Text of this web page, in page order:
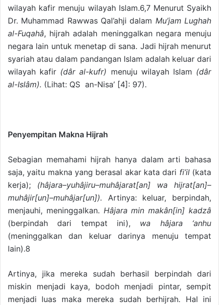
wilayah kafir menuju wilayah Islam.6,7 Menurut Syaikh
Dr. Muhammad Rawwas Qal’ahji dalam Mu’jam Lughah
al-Fuqahâ, hijrah adalah meninggalkan negara menuju
negara lain untuk menetap di sana. Jadi hijrah menurut
syariah atau dalam pandangan Islam adalah keluar dari
wilayah kafir (dâr al-kufr) menuju wilayah Islam (dâr
al-Islâm). (Lihat: QS an-Nisa’ [4]: 97).
Penyempitan Makna Hijrah
Sebagian memahami hijrah hanya dalam arti bahasa
saja, yaitu makna yang berasal akar kata dari fi’il(kata
kerja); (hâjara–yuhâjiru–muhâjarat[an] wa hijrat[an]–
muhâjir[un]–muhâjar[un]). Artinya: keluar, berpindah,
menjauhi, meninggalkan. Hâjara min makân[in] kadzâ
(berpindah dari tempat ini), wa hâjara ‘anhu
(meninggalkan dan keluar darinya menuju tempat
lain).8
Artinya, jika mereka sudah berhasil berpindah dari
miskin menjadi kaya, bodoh menjadi pintar, sempit
menjadi luas maka mereka sudah berhijrah. Hal ini